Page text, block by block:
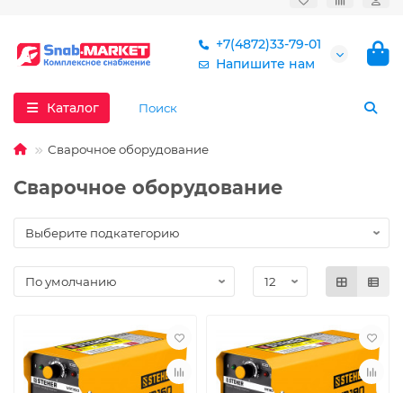
+7(4872)33-79-01
Напишите нам
Каталог
Сварочное оборудование
Сварочное оборудование